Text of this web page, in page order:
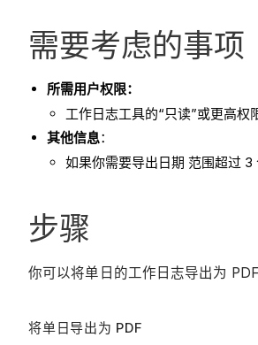
需要考虑的事项
所需用户权限：
工作日志工具的“只读”或更高权
其他信息：
如果你需要导出日期 范围超过
步骤
你可以将单日的工作日志导出为
将单日导出为 PDF